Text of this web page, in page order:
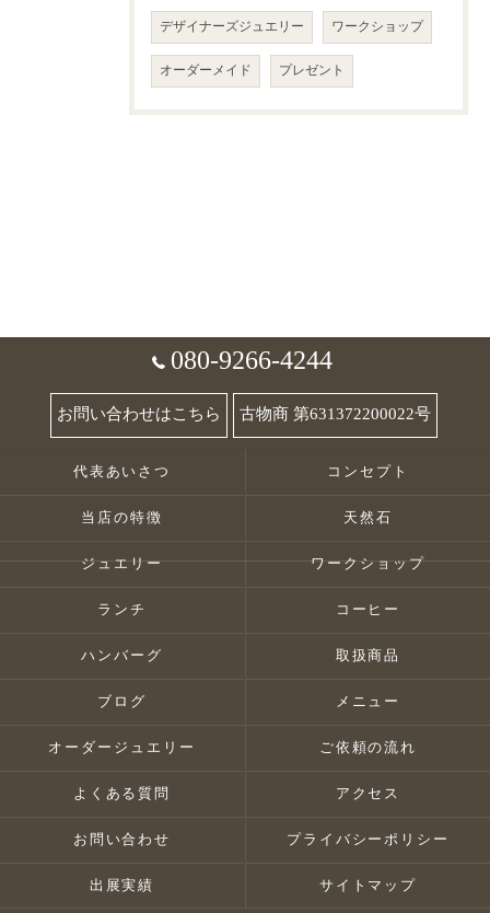
デザイナーズジュエリー ワークショップ
オーダーメイド プレゼント
080-9266-4244
お問い合わせはこちら 古物商 第631372200022号
代表あいさつ コンセプト
当店の特徴 天然石
ジュエリー ワークショップ
ランチ コーヒー
ハンバーグ 取扱商品
ブログ メニュー
オーダージュエリー ご依頼の流れ
よくある質問 アクセス
お問い合わせ プライバシーポリシー
出展実績 サイトマップ